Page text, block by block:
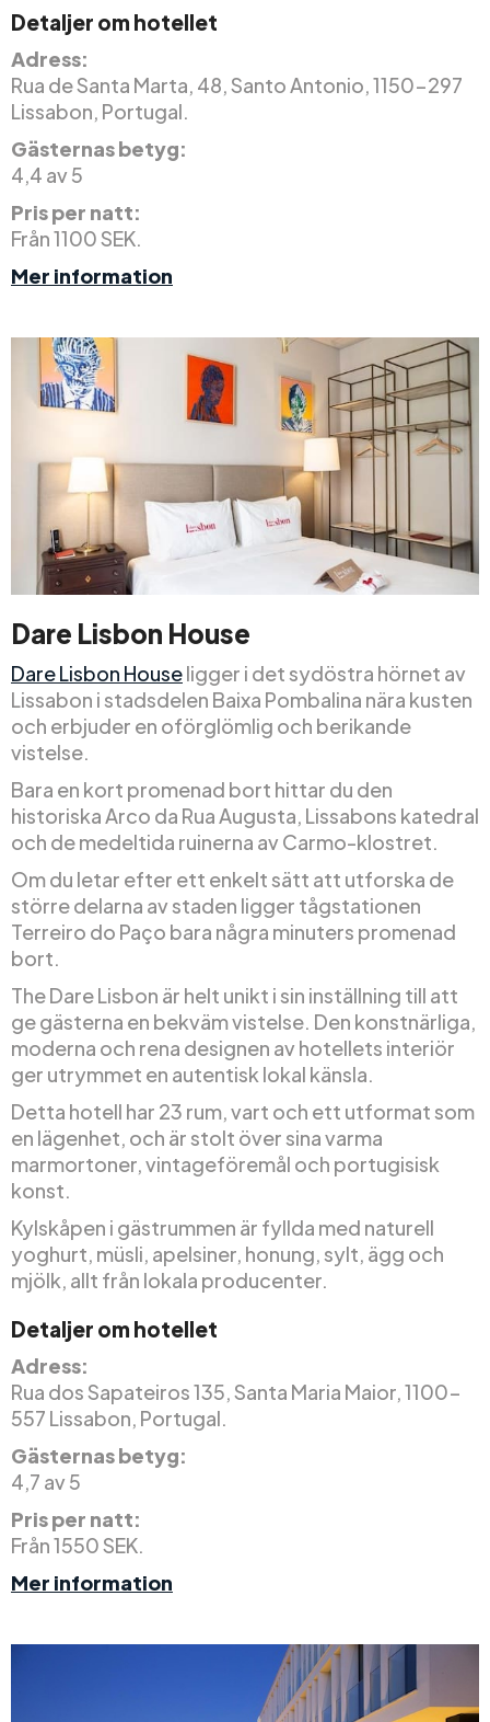
Detaljer om hotellet
Adress:
Rua de Santa Marta, 48, Santo Antonio, 1150-297
Lissabon, Portugal.
Gästernas betyg:
4,4 av 5
Pris per natt:
Från 1100 SEK.
Mer information
Dare Lisbon House
Dare Lisbon Houseligger i det sydöstra hörnet av
Lissabon i stadsdelen Baixa Pombalina nära kusten
och erbjuder en oförglömlig och berikande
vistelse.
Bara en kort promenad bort hittar du den
historiska Arco da Rua Augusta, Lissabons katedral
och de medeltida ruinerna av Carmo-klostret.
Om du letar efter ett enkelt sätt att utforska de
större delarna av staden ligger tågstationen
Terreiro do Paço bara några minuters promenad
bort.
The Dare Lisbon är helt unikt i sin inställning till att
ge gästerna en bekväm vistelse. Den konstnärliga,
moderna och rena designen av hotellets interiör
ger utrymmet en autentisk lokal känsla.
Detta hotell har 23 rum, vart och ett utformat som
en lägenhet, och är stolt över sina varma
marmortoner, vintageföremål och portugisisk
konst.
Kylskåpen i gästrummen är fyllda med naturell
yoghurt, müsli, apelsiner, honung, sylt, ägg och
mjölk, allt från lokala producenter.
Detaljer om hotellet
Adress:
Rua dos Sapateiros 135, Santa Maria Maior, 1100-
557 Lissabon, Portugal.
Gästernas betyg:
4,7 av 5
Pris per natt:
Från 1550 SEK.
Mer information